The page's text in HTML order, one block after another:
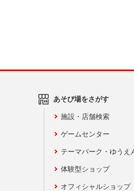
あそび場をさがす
施設・店舗検索
ゲームセンター
テーマパーク・ゆうえ
体験型ショップ
オフィシャルショップ